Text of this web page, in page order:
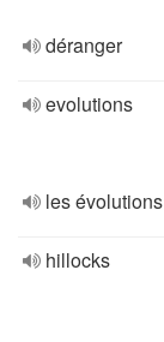
déranger
evolutions
les évolutions
hillocks